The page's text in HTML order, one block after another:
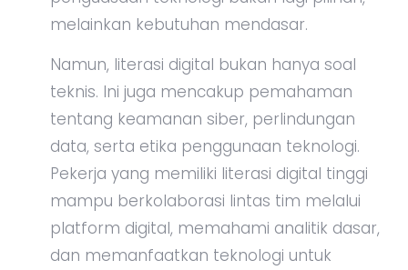
melainkan kebutuhan mendasar.
Namun, literasi digital bukan hanya soal
teknis. Ini juga mencakup pemahaman
tentang keamanan siber, perlindungan
data, serta etika penggunaan teknologi.
Pekerja yang memiliki literasi digital tinggi
mampu berkolaborasi lintas tim melalui
platform digital, memahami analitik dasar,
dan memanfaatkan teknologi untuk